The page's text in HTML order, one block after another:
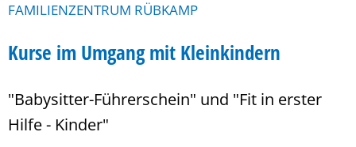
FAMILIENZENTRUM RÜBKAMP
Kurse im Umgang mit Kleinkindern
"Babysitter-Führerschein" und "Fit in erster
Hilfe - Kinder"